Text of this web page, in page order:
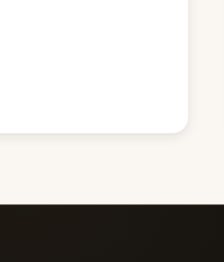
2026 – Ein rundum gelungenes